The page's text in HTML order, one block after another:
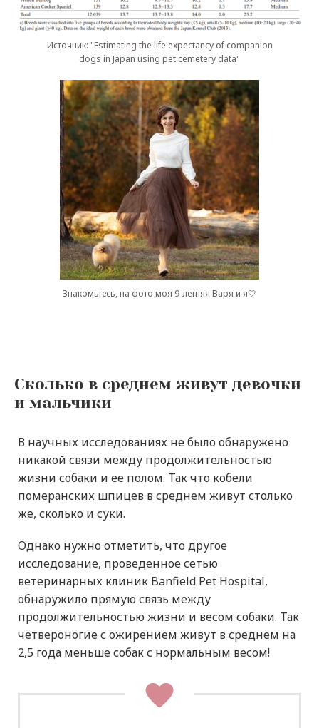
Источник: "Estimating the life expectancy of companion
dogs in Japan using pet cemetery data"
Знакомьтесь, на фото моя 9-летняя Варя и я🤍
Сколько в среднем живут девочки
и мальчики
В научных исследованиях не было обнаружено
никакой связи между продолжительностью
жизни собаки и ее полом. Так что кобели
померанских шпицев в среднем живут столько
же, сколько и суки.
Однако нужно отметить, что другое
исследование, проведенное сетью
ветеринарных клиник Banfield Pet Hospital,
обнаружило прямую связь между
продолжительностью жизни и весом собаки. Так
четвероногие с ожирением живут в среднем на
2,5 года меньше собак с нормальным весом!